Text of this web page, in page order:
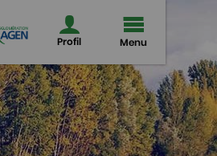
Profil Menu